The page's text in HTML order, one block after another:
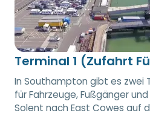
Terminal 1 (Zufahrt
In Southampton gibt es zwei
für Fahrzeuge, Fußgänger
Solent nach East Cowes auf